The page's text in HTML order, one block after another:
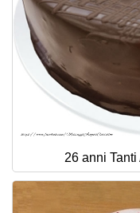
26 anni